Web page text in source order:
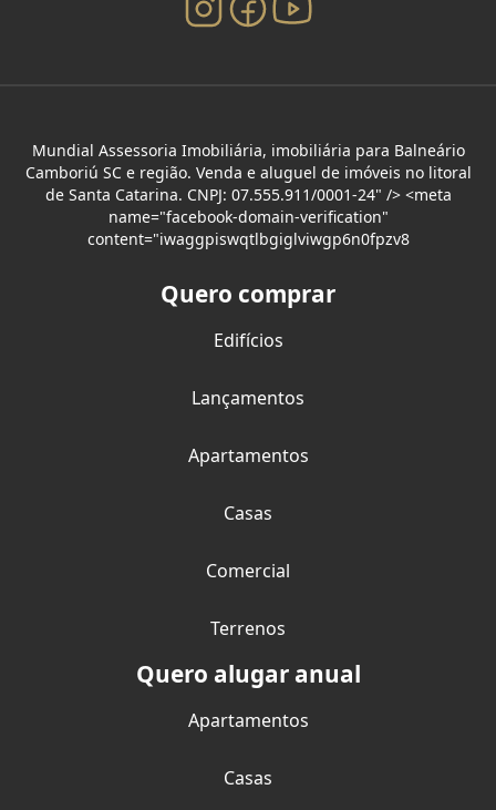
Mundial Assessoria Imobiliária, imobiliária para Balneário
Camboriú SC e região. Venda e aluguel de imóveis no litoral
de Santa Catarina. CNPJ: 07.555.911/0001-24" /> <meta
name="facebook-domain-verification"
content="iwaggpiswqtlbgiglviwgp6n0fpzv8
Quero comprar
Edifícios
Lançamentos
Apartamentos
Casas
Comercial
Terrenos
Quero alugar anual
Apartamentos
Casas